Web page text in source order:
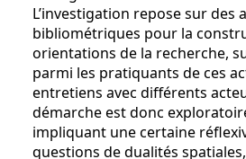
L’investigation repose sur des
bibliométriques pour la
orientations de la recherche,
parmi les pratiquants de ces
entretiens avec différents
démarche est donc
impliquant une certaine
questions de dualités